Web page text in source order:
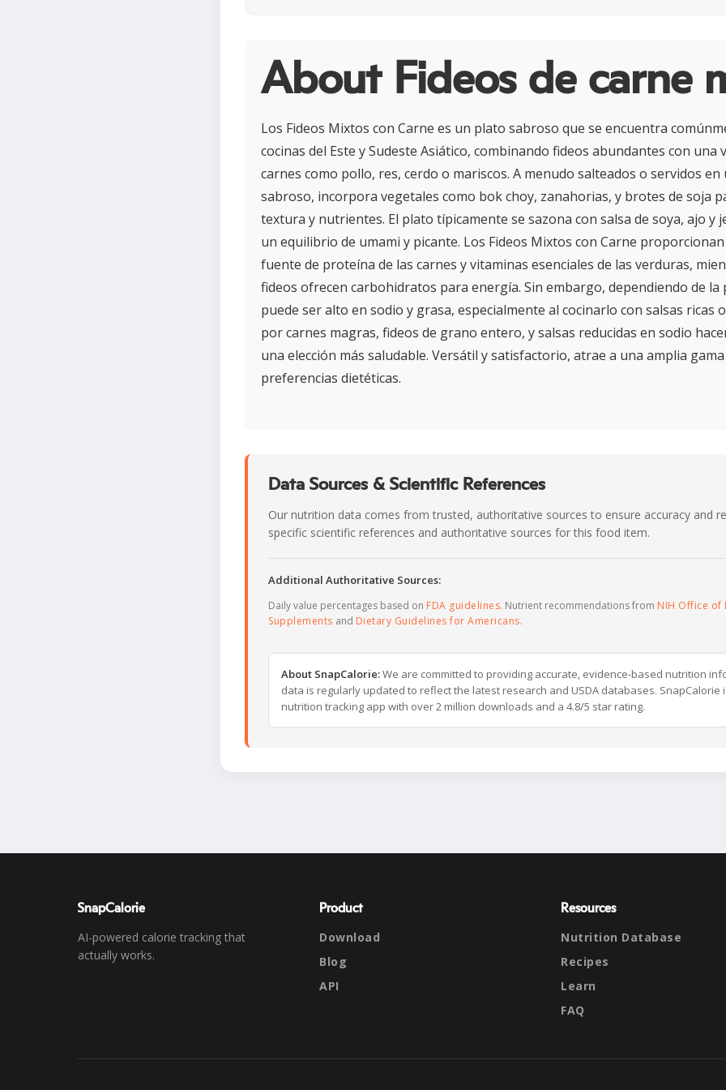
About Fideos de carne
Los Fideos Mixtos con Carne es un plato sabroso que se encuentra
cocinas del Este y Sudeste Asiático, combinando fideos abundantes con una
carnes como pollo, res, cerdo o mariscos. A menudo salteados o servidos en
sabroso, incorpora vegetales como bok choy, zanahorias, y brotes de soja
textura y nutrientes. El plato típicamente se sazona con salsa de soya, ajo y
un equilibrio de umami y picante. Los Fideos Mixtos con Carne
fuente de proteína de las carnes y vitaminas esenciales de las verduras,
fideos ofrecen carbohidratos para energía. Sin embargo, dependiendo de la
puede ser alto en sodio y grasa, especialmente al cocinarlo con salsas ricas
por carnes magras, fideos de grano entero, y salsas reducidas en sodio
una elección más saludable. Versátil y satisfactorio, atrae a una amplia
preferencias dietéticas.
Data Sources & Scientific References
Our nutrition data comes from trusted, authoritative sources to ensure accuracy and
specific scientific references and authoritative sources for this food item.
Additional Authoritative Sources:
Daily value percentages based on FDA guidelines. Nutrient recommendations from NIH Office of
Supplements and Dietary Guidelines for Americans.
About SnapCalorie:We are committed to providing accurate, evidence-based nutrition
data is regularly updated to reflect the latest research and USDA databases. SnapCalorie
nutrition tracking app with over 2 million downloads and a 4.8/5 star rating.
SnapCalorie
AI-powered calorie tracking that
actually works.
Product
Download
Blog
API
Resources
Nutrition Database
Recipes
Learn
FAQ